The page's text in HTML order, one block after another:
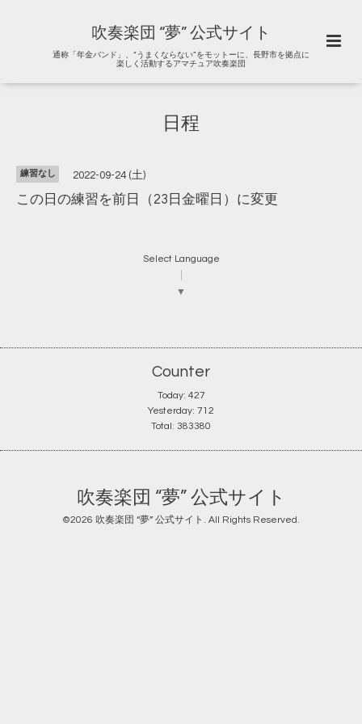
吹奏楽団 “夢” 公式サイト
通称「年金バンド」、“うまくならない”をモットーに、長野市を拠点に
楽しく活動するアマチュア吹奏楽団
日程
練習なし 2022-09-24 (土)
この日の練習を前日（23日金曜日）に変更
Select Language
▼
Counter
Today: 427
Yesterday: 712
Total: 383380
吹奏楽団 “夢” 公式サイト
©2026 吹奏楽団 “夢” 公式サイト . All Rights Reserved.